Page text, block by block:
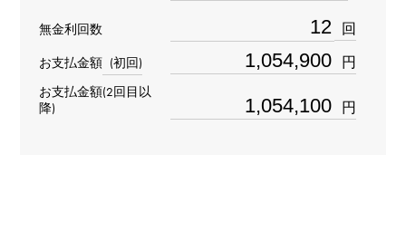
タイプ
無金利回数 回
お支払金額 (初回) 円
お支払金額(2回目以
降)
円